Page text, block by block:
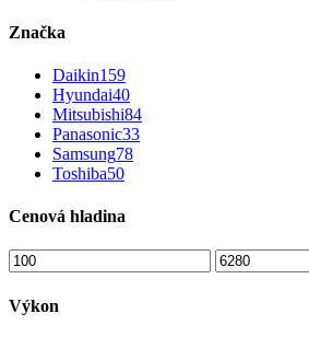
Značka
Daikin159
Hyundai40
Mitsubishi84
Panasonic33
Samsung78
Toshiba50
Cenová hladina
Minimálna
cena
Maximálna
cena
Výkon